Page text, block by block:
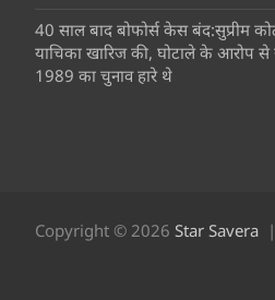
40 साल बाद बोफोर्स केस बंद:सुप्रीम
याचिका खारिज की, घोटाले के आरोप से
1989 का चुनाव हारे थे
Copyright © 2026 Star Savera